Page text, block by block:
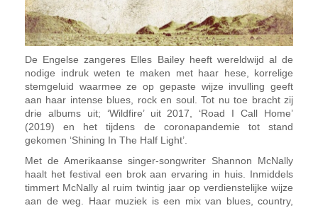
De Engelse zangeres Elles Bailey heeft wereldwijd al de
nodige indruk weten te maken met haar hese, korrelige
stemgeluid waarmee ze op gepaste wijze invulling geeft
aan haar intense blues, rock en soul. Tot nu toe bracht zij
drie albums uit; ‘Wildfire’ uit 2017, ‘Road I Call Home’
(2019) en het tijdens de coronapandemie tot stand
gekomen ‘Shining In The Half Light’.
Met de Amerikaanse singer-songwriter Shannon McNally
haalt het festival een brok aan ervaring in huis. Inmiddels
timmert McNally al ruim twintig jaar op verdienstelijke wijze
aan de weg. Haar muziek is een mix van blues, country,